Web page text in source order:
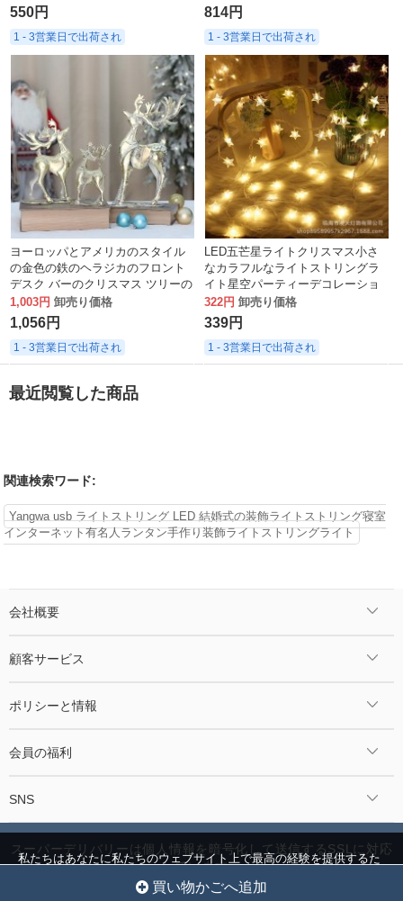
550円
1 - 3営業日で出荷され
814円
1 - 3営業日で出荷され
ヨーロッパとアメリカのスタイル
の金色の鉄のヘラジカのフロント
デスク バーのクリスマス ツリーの
下のクリスマスの装飾
1,003円 卸売り価格
1,056円
1 - 3営業日で出荷され
LED五芒星ライトクリスマス小さ
なカラフルなライトストリングラ
イト星空パーティーデコレーショ
ンライトウェディングアレンジメ
ントバッテリーライトストリング
322円 卸売り価格
339円
1 - 3営業日で出荷され
最近閲覧した商品
関連検索ワード:
Yangwa usb ライトストリング LED 結婚式の装飾ライトストリング寝室
インターネット有名人ランタン手作り装飾ライトストリングライト
買い物かごへ追加
会社概要
顧客サービス
ポリシーと情報
会員の福利
SNS
スーパーデリバリーは個人情報を暗号化して送信するSSLに対応
しています。
©2024 Jcnmall.com All Rights Reserved.
私たちはあなたに私たちのウェブサイト上で最高の経験を提供するた
クッキー設定